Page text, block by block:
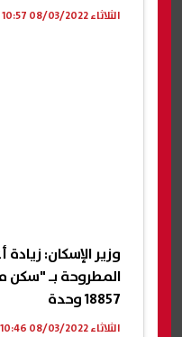
الثلاثاء 08/03/2022 10:57 ص
وزير الإسكان:
المطروحة بـ "سكن
18857 وحدة
الثلاثاء 08/03/2022 10:46 ص